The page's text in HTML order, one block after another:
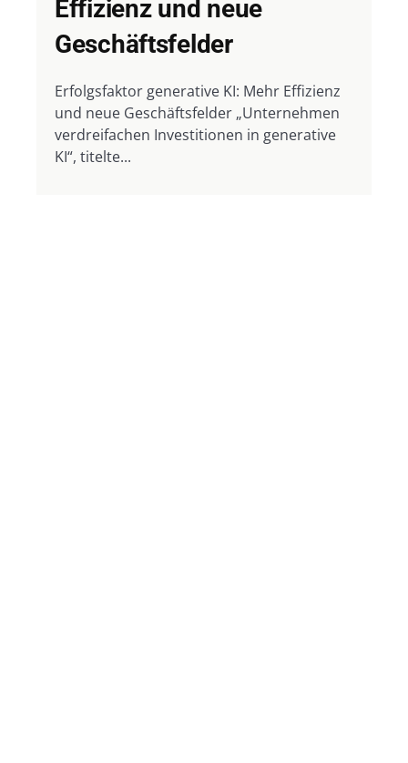
Effizienz und neue
Geschäftsfelder
Erfolgsfaktor generative KI: Mehr Effizienz
und neue Geschäftsfelder „Unternehmen
verdreifachen Investitionen in generative
KI“, titelte...